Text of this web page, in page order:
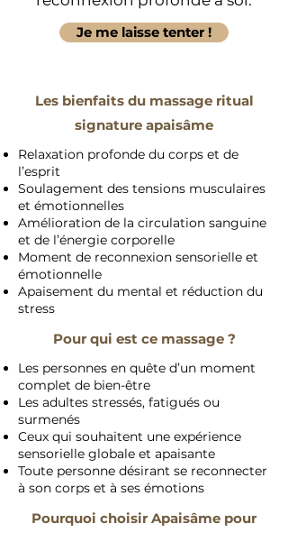
Je me laisse tenter !
Les bienfaits du massage ritual
signature apaisâme
Relaxation profonde du corps et de
l’esprit
Soulagement des tensions musculaires
et émotionnelles
Amélioration de la circulation sanguine
et de l’énergie corporelle
Moment de reconnexion sensorielle et
émotionnelle
Apaisement du mental et réduction du
stress
Pour qui est ce massage ?
Les personnes en quête d’un moment
complet de bien-être
Les adultes stressés, fatigués ou
surmenés
Ceux qui souhaitent une expérience
sensorielle globale et apaisante
Toute personne désirant se reconnecter
à son corps et à ses émotions
Pourquoi choisir Apaisâme pour